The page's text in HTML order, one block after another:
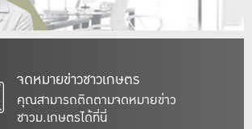
จดหมายข่าวชาวเกษตร
คุณสามารถติดตามจดหมายข่าว
ชาวม.เกษตรได้ที่นี่